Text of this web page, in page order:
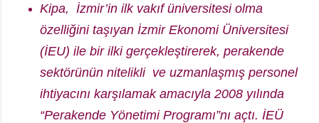
Kipa, İzmir’in ilk vakıf üniversitesi olma
özelliğini taşıyan İzmir Ekonomi Üniversitesi
(İEU) ile bir ilki gerçekleştirerek, perakende
sektörünün nitelikli ve uzmanlaşmış personel
ihtiyacını karşılamak amacıyla 2008 yılında
“Perakende Yönetimi Programı”nı açtı. İEÜ